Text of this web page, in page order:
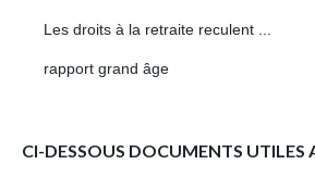
Les droits à la retraite reculent ...
rapport grand âge
CI-DESSOUS DOCUMENTS UTILES